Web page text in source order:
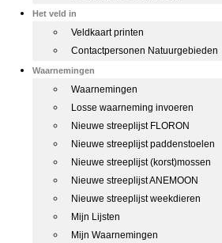
Het veld in
Veldkaart printen
Contactpersonen Natuurgebieden
Waarnemingen
Waarnemingen
Losse waarneming invoeren
Nieuwe streeplijst FLORON
Nieuwe streeplijst paddenstoelen
Nieuwe streeplijst (korst)mossen
Nieuwe streeplijst ANEMOON
Nieuwe streeplijst weekdieren
Mijn Lijsten
Mijn Waarnemingen